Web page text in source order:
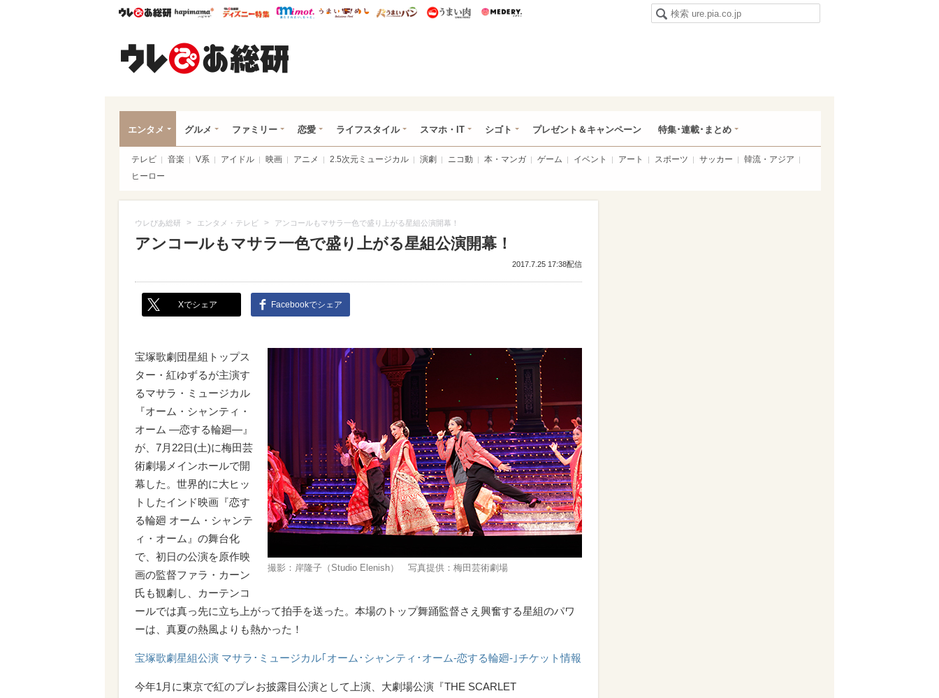
ウレぴあ総研ハピママ* ウレぴあ総研 ディズニー特集
mimot. うまいめし うまいパン うまい肉
エンタメ グルメ ファミリー 恋愛 ライフスタイル スマホ・IT シゴト プレゼント＆キャンペーン 特集･連載･まとめ
テレビ 音楽 V系 アイドル 映画 アニメ 2.5次元ミュージカル 演劇 ニコ動 本・マンガ ゲーム イベント アート スポーツ サッカー
韓流・アジア
ヒーロー
ウレぴあ総研 > エンタメ・テレビ > アンコールもマサラ一色で盛り上がる星組公演開幕！
アンコールもマサラ一色で盛り上がる星組公演開幕！
2017.7.25 17:38配信
Xでシェア Facebookでシェア
撮影：岸隆子（Studio Elenish） 写真提供：梅田芸術劇場
宝塚歌劇団星組トップス
ター・紅ゆずるが主演す
るマサラ・ミュージカル
『オーム・シャンティ・
オーム ―恋する輪廻―』
が、7月22日(土)に梅田芸
術劇場メインホールで開
幕した。世界的に大ヒッ
トしたインド映画『恋す
る輪廻 オーム・シャンテ
ィ・オーム』の舞台化
で、初日の公演を原作映
画の監督ファラ・カーン
氏も観劇し、カーテンコ
ールでは真っ先に立ち上がって拍手を送った。本場のトップ舞踊監督さえ興奮する星組のパワ
ーは、真夏の熱風よりも熱かった！
宝塚歌劇星組公演 マサラ･ミュージカル｢オーム･シャンティ･オーム-恋する輪廻-｣チケット情報
今年1月に東京で紅のプレお披露目公演として上演、大劇場公演『THE SCARLET